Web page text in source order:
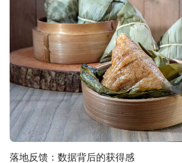
落地反馈：数据背后的获得感